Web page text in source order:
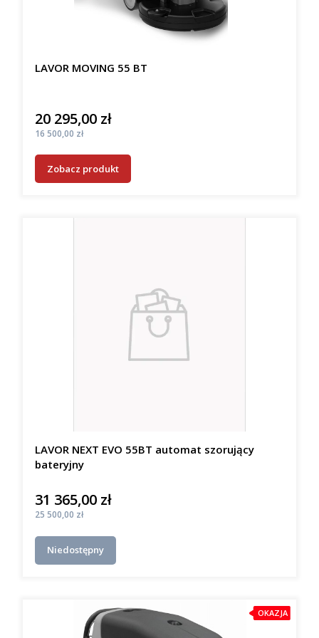
LAVOR MOVING 55 BT
Cena
20 295,00 zł
Cena
16 500,00 zł
Zobacz produkt
LAVOR NEXT EVO 55BT automat szorujący
bateryjny
Cena
31 365,00 zł
Cena
25 500,00 zł
Niedostępny
OKAZJA